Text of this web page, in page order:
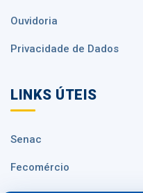
Ouvidoria
Privacidade de Dados
LINKS ÚTEIS
Senac
Fecomércio